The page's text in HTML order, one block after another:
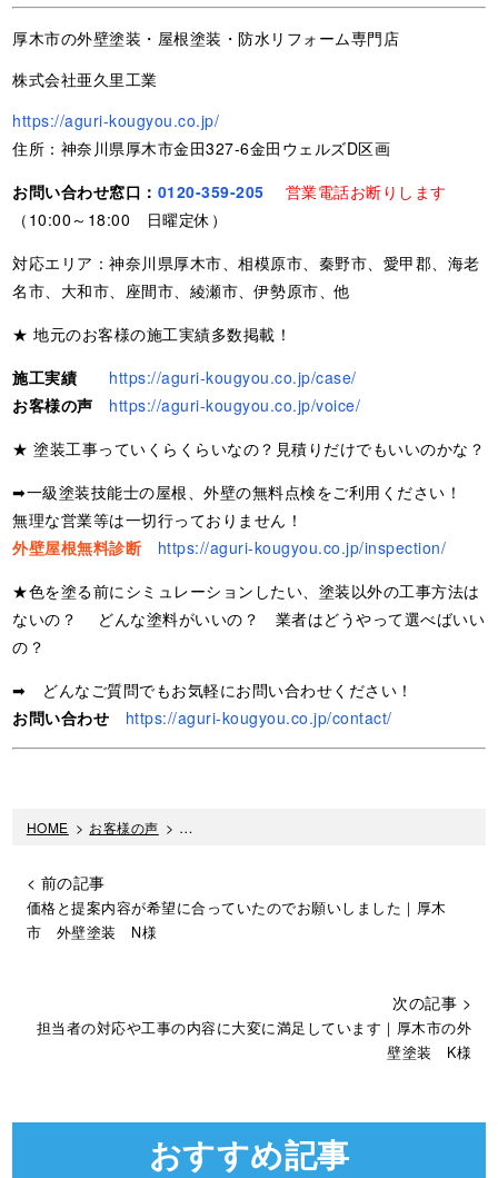
厚木市の外壁塗装・屋根塗装・防水リフォーム専門店
株式会社亜久里工業
https://aguri-kougyou.co.jp/
住所：神奈川県厚木市金田327-6金田ウェルズD区画
お問い合わせ窓口： 0120-359-205
営業電話お断りします
（10:00～18:00 日曜定休）
対応エリア：神奈川県厚木市、相模原市、秦野市、愛甲郡、海老
名市、大和市、座間市、綾瀬市、伊勢原市、他
★ 地元のお客様の施工実績多数掲載！
施工実績
https://aguri-kougyou.co.jp/case/
お客様の声
https://aguri-kougyou.co.jp/voice/
★ 塗装工事っていくらくらいなの？見積りだけでもいいのかな？
➡一級塗装技能士の屋根、外壁の無料点検をご利用ください！
無理な営業等は一切行っておりません！
外壁屋根無料診断
https://aguri-kougyou.co.jp/inspection/
★色を塗る前にシミュレーションしたい、塗装以外の工事方法は
ないの？ どんな塗料がいいの？ 業者はどうやって選べばいい
の？
➡ どんなご質問でもお気軽にお問い合わせください！
お問い合わせ
https://aguri-kougyou.co.jp/contact/
HOME > お客様の声 > 対応が早く見積もりに信頼性がありました｜厚
< 前の記事
価格と提案内容が希望に合っていたのでお願いしました｜厚木
市 外壁塗装 N様
次の記事 >
担当者の対応や工事の内容に大変に満足しています｜厚木市の外
壁塗装 K様
おすすめ記事